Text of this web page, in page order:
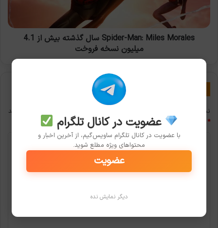
بیش
4.1
میلیون
فروخت
Spider-Man: Miles Morales سال گذشته بیش از 4.1
میلیون نسخه فروخت
نشانی ایمیل شما منتشر نخواهد شد.
بخش‌های موردنیاز علامت‌گذاری شده‌اند
*
عضویت در کانال تلگرام
با عضویت در کانال تلگرام ساویس‌گیم، از آخرین اخبار و
محتواهای ویژه مطلع شوید.
عضویت
دیگر نمایش نده